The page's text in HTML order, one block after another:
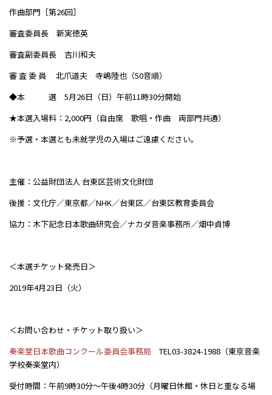
作曲部門［第26回］
審査委員長 新実徳英
審査副委員長 吉川和夫
審 査 委 員 北爪道夫 寺嶋陸也（50音順）
◆本 選 5月26日（日）午前11時30分開始
★本選入場料：2,000円（自由席 歌唱・作曲 両部門共通）
※予選・本選とも未就学児の入場はご遠慮ください。
主催：公益財団法人 台東区芸術文化財団
後援：文化庁／東京都／NHK／台東区／台東区教育委員会
協力：木下記念日本歌曲研究会／ナカダ音楽事務所／畑中貞博
＜本選チケット発売日＞
2019年4月23日（火）
＜お問い合わせ・チケット取り扱い＞
奏楽堂日本歌曲コンクール委員会事務局 TEL03-3824-1988（東京音楽
学校奏楽堂内）
受付時間：午前9時30分～午後4時30分（月曜日休館・休日と重なる場